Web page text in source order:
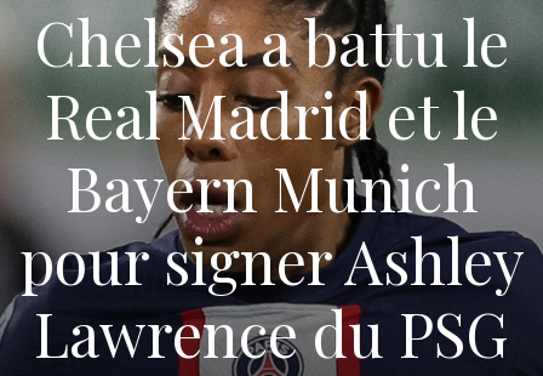
Chelsea a battu le
Real Madrid et le
Bayern Munich
pour signer Ashley
Lawrence du PSG